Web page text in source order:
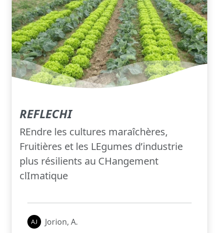
REFLECHI
REndre les cultures maraîchères,
Fruitières et les LEgumes d’industrie
plus résilients au CHangement
clImatique
Jorion, A.